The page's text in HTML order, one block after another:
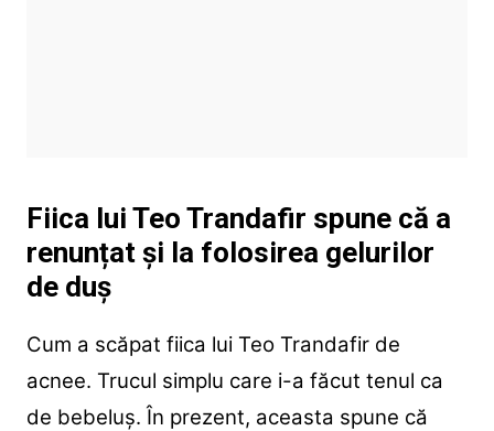
Fiica lui Teo Trandafir spune că a
renunțat și la folosirea gelurilor
de duș
Cum a scăpat fiica lui Teo Trandafir de
acnee. Trucul simplu care i-a făcut tenul ca
de bebeluș. În prezent, aceasta spune că